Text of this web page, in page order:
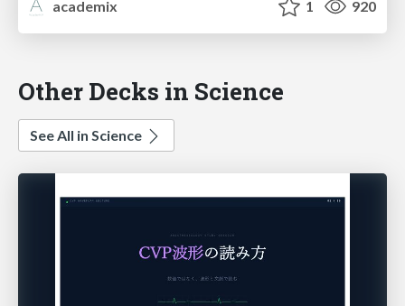
academix
1 920
Other Decks in Science
See All in Science